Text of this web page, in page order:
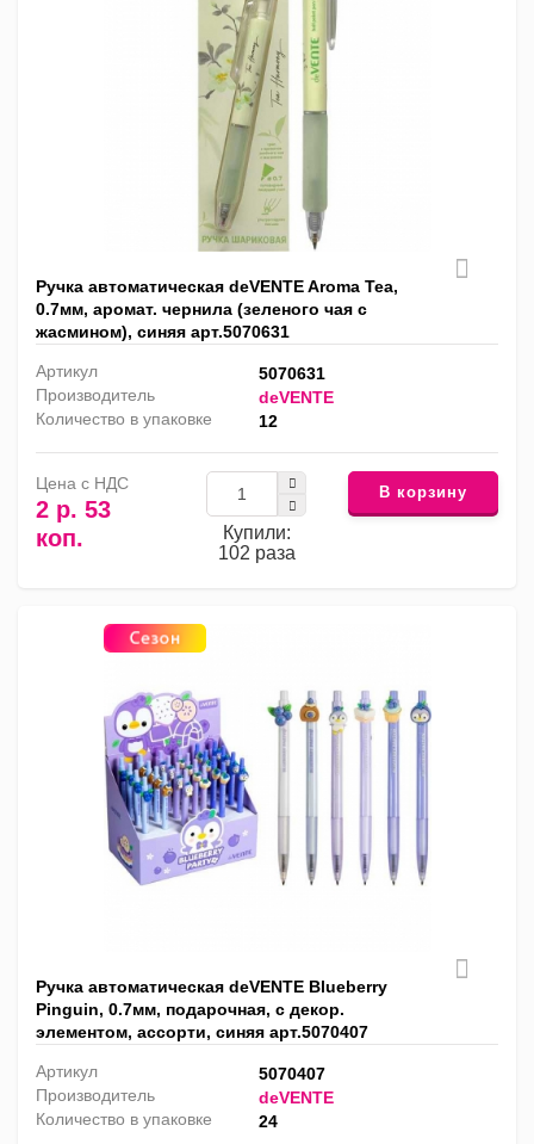
Ручка автоматическая deVENTE Aroma Tea,
0.7мм, аромат. чернила (зеленого чая с
жасмином), синяя арт.5070631
Артикул
5070631
Производитель
deVENTE
Количество в упаковке
12
Цена с НДС
2 р. 53
коп.
Купили:
102 раза
В корзину
Ручка автоматическая deVENTE Blueberry
Pinguin, 0.7мм, подарочная, с декор.
элементом, ассорти, синяя арт.5070407
Артикул
5070407
Производитель
deVENTE
Количество в упаковке
24